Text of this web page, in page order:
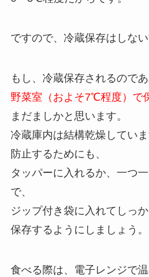
ですので、冷蔵保存はしない
もし、冷蔵保存されるのであ
野菜室（およそ7℃程度）で
まだましかと思います。
冷蔵庫内は結構乾燥してい
防止するためにも、
タッパーに入れるか、一つ
で、
ジップ付き袋に入れてしっ
保存するようにしましょう。
食べる際は、電子レンジで